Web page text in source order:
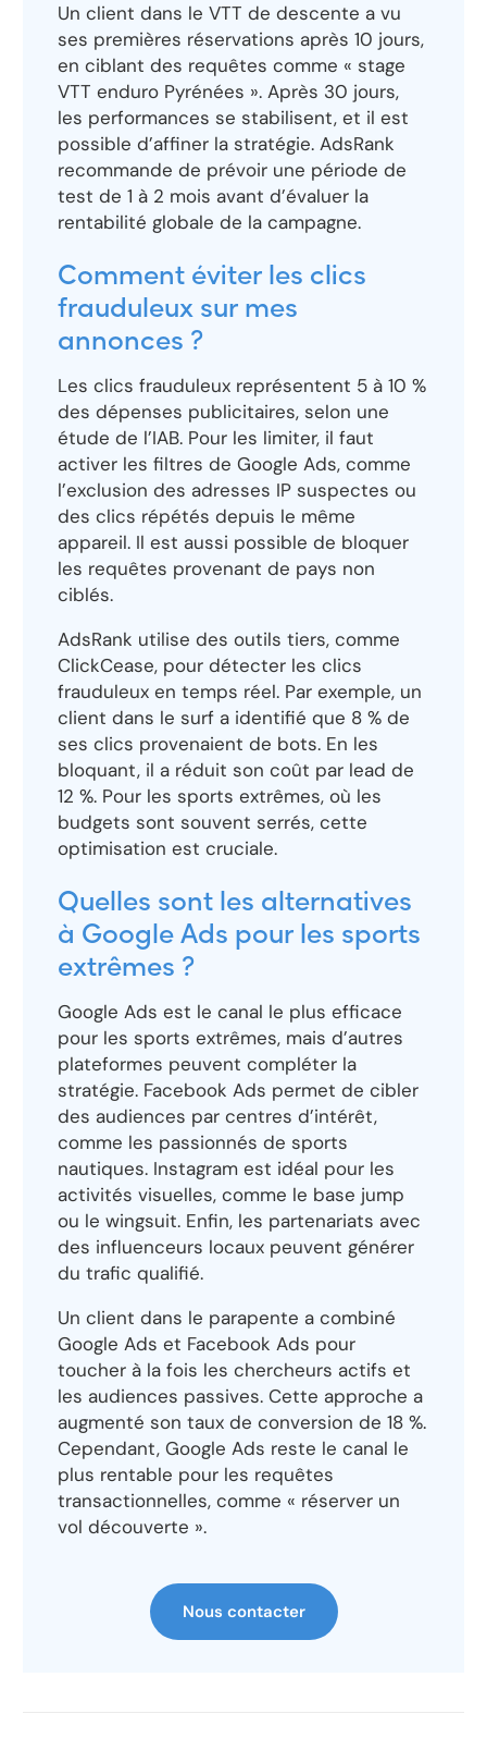
Un client dans le VTT de descente a vu
ses premières réservations après 10 jours,
en ciblant des requêtes comme « stage
VTT enduro Pyrénées ». Après 30 jours,
les performances se stabilisent, et il est
possible d’affiner la stratégie. AdsRank
recommande de prévoir une période de
test de 1 à 2 mois avant d’évaluer la
rentabilité globale de la campagne.
Comment éviter les clics
frauduleux sur mes
annonces ?
Les clics frauduleux représentent 5 à 10 %
des dépenses publicitaires, selon une
étude de l’IAB. Pour les limiter, il faut
activer les filtres de Google Ads, comme
l’exclusion des adresses IP suspectes ou
des clics répétés depuis le même
appareil. Il est aussi possible de bloquer
les requêtes provenant de pays non
ciblés.
AdsRank utilise des outils tiers, comme
ClickCease, pour détecter les clics
frauduleux en temps réel. Par exemple, un
client dans le surf a identifié que 8 % de
ses clics provenaient de bots. En les
bloquant, il a réduit son coût par lead de
12 %. Pour les sports extrêmes, où les
budgets sont souvent serrés, cette
optimisation est cruciale.
Quelles sont les alternatives
à Google Ads pour les sports
extrêmes ?
Google Ads est le canal le plus efficace
pour les sports extrêmes, mais d’autres
plateformes peuvent compléter la
stratégie. Facebook Ads permet de cibler
des audiences par centres d’intérêt,
comme les passionnés de sports
nautiques. Instagram est idéal pour les
activités visuelles, comme le base jump
ou le wingsuit. Enfin, les partenariats avec
des influenceurs locaux peuvent générer
du trafic qualifié.
Un client dans le parapente a combiné
Google Ads et Facebook Ads pour
toucher à la fois les chercheurs actifs et
les audiences passives. Cette approche a
augmenté son taux de conversion de 18 %.
Cependant, Google Ads reste le canal le
plus rentable pour les requêtes
transactionnelles, comme « réserver un
vol découverte ».
Nous contacter